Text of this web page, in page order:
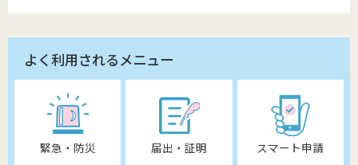
よく利用されるメニュー
緊急・防災 届出・証明 スマート申請